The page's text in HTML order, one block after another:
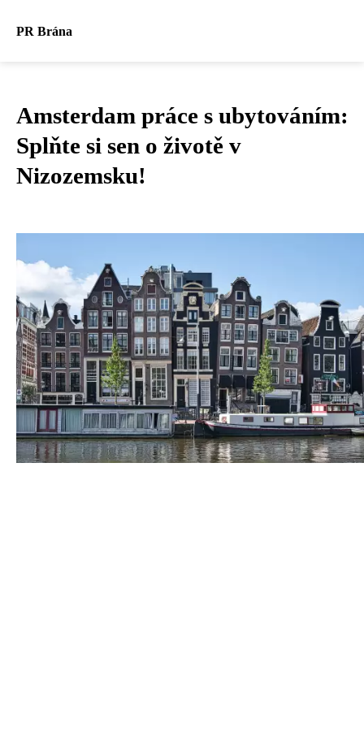
PR Brána
Amsterdam práce s ubytováním:
Splňte si sen o životě v
Nizozemsku!